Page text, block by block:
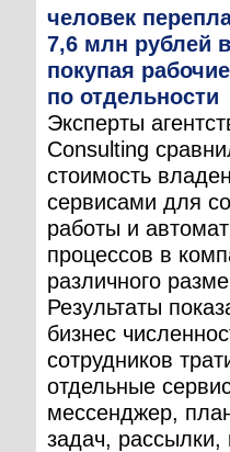
человек
7,6 млн рублей
покупая
по отдельности
Эксперты
Consulting
стоимость
сервисами для
работы и
процессов в
различного
Результаты
бизнес
сотрудников
отдельные
мессенджер,
задач,